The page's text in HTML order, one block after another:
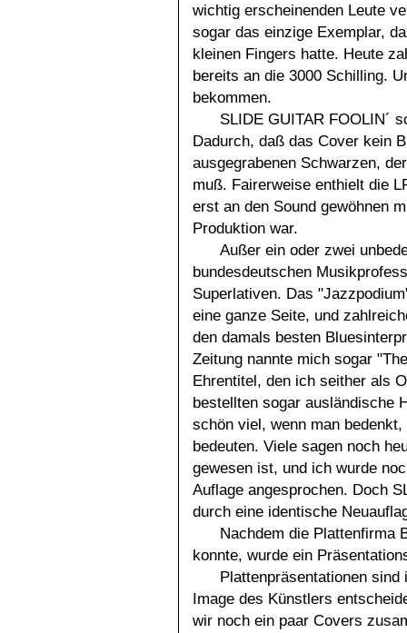
wichtig erscheinenden Leute
sogar das einzige Exemplar,
kleinen Fingers hatte. Heute
bereits an die 3000 Schilling.
bekommen.
SLIDE GUITAR FOOLIN´
Dadurch, daß das Cover kein
ausgegrabenen Schwarzen,
muß. Fairerweise enthielt die
erst an den Sound gewöhnen
Produktion war.
Außer ein oder zwei
bundesdeutschen
Superlativen. Das
eine ganze Seite, und
den damals besten
Zeitung nannte mich sogar
Ehrentitel, den ich seither als
bestellten sogar ausländische
schön viel, wenn man
bedeuten. Viele sagen noch
gewesen ist, und ich wurde
Auflage angesprochen. Doch
durch eine identische
Nachdem die Plattenfirma
konnte, wurde ein
Plattenpräsentationen
Image des Künstlers
wir noch ein paar Covers